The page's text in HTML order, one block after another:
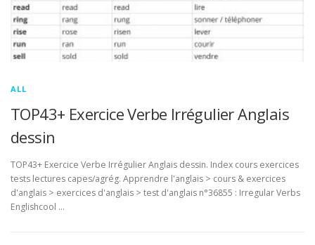
ALL
TOP43+ Exercice Verbe Irrégulier Anglais
dessin
TOP43+ Exercice Verbe Irrégulier Anglais dessin. Index cours exercices
tests lectures capes/agrég. Apprendre l'anglais > cours & exercices
d'anglais > exercices d'anglais > test d'anglais n°36855 : Irregular Verbs
Englishcool …